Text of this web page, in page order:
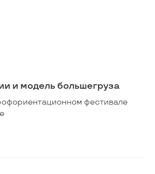
и модель большегруза
фестивале